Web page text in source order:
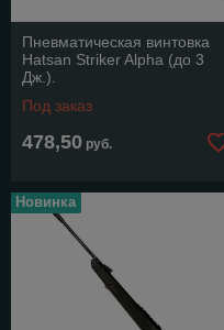
Пневматическая винтовка
Hatsan Striker Alpha (до 3
Дж.).
Под заказ
478,50 руб.
Новинка